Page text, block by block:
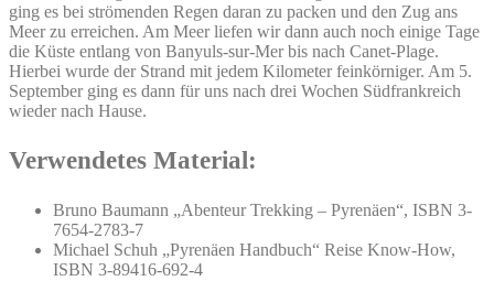
ging es bei strömenden Regen daran zu packen und den Zug ans
Meer zu erreichen. Am Meer liefen wir dann auch noch einige Tage
die Küste entlang von Banyuls-sur-Mer bis nach Canet-Plage.
Hierbei wurde der Strand mit jedem Kilometer feinkörniger. Am 5.
September ging es dann für uns nach drei Wochen Südfrankreich
wieder nach Hause.
Verwendetes Material:
Bruno Baumann „Abenteur Trekking – Pyrenäen“, ISBN 3-
7654-2783-7
Michael Schuh „Pyrenäen Handbuch“ Reise Know-How,
ISBN 3-89416-692-4